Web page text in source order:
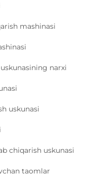
mashinasi
narxi
uskunasi
chiqarish uskunasi
taomlar